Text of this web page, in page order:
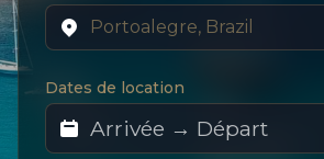
Dates de location